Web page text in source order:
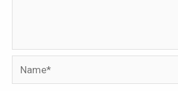
Name*